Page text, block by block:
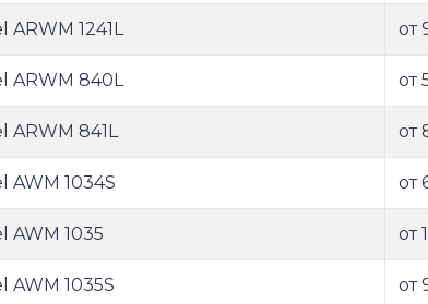
1241L от
ARWM 840L от
841L от
1034S от
AWM 1035 от
1035S от